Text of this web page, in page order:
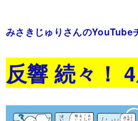
みさきじゅりさんのYouTube
反響 続々！